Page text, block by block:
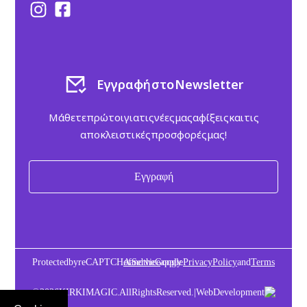
Εγγραφή στο Newsletter
Μάθετε πρώτοι για τις νέες μας αφίξεις και τις
αποκλειστικές προσφορές μας!
Εγγραφή
Protected by reCAPTCHA and the GooglePrivacy Policyand
Terms of Serviceapply.
© 2026 KIRKI MAGIC. All Rights Reserved. | Web Development